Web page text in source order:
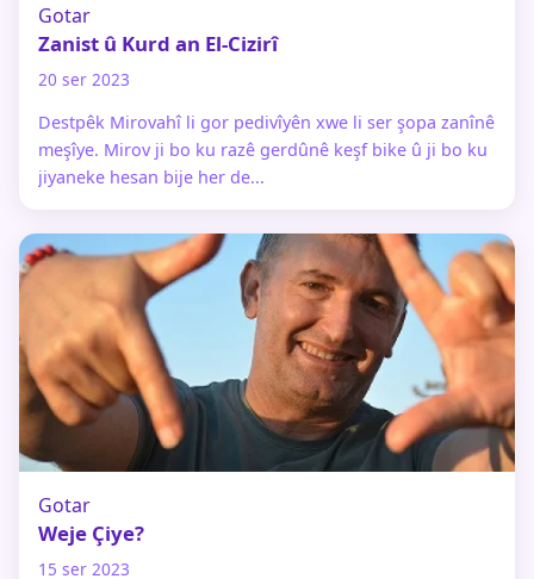
Gotar
Zanist û Kurd an El-Cizirî
20 ser 2023
Destpêk Mirovahî li gor pedivîyên xwe li ser şopa zanînê
meşîye. Mirov ji bo ku razê gerdûnê keşf bike û ji bo ku
jiyaneke hesan bije her de...
Gotar
Weje Çiye?
15 ser 2023